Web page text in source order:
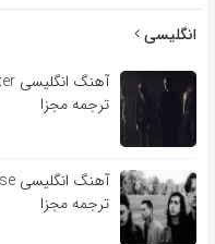
انگلیسی
ترجمه مجزا
ترجمه مجزا